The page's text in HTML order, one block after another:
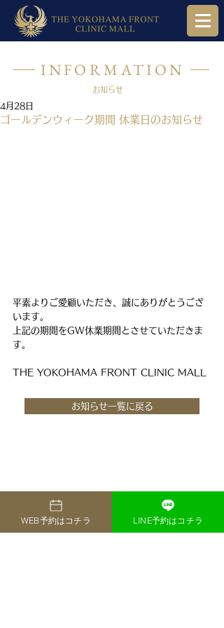
INFORMATION
お知らせ
ゴールデンウィーク期間 休業日のお知らせ
4月28日
平素よりご愛顧いただき、誠にありがとうござ
います。
上記の期間をGW休業期間とさせていただきま
す。
THE YOKOHAMA FRONT CLINIC MALL
お知らせ一覧に戻る
WEB予約はコチラ LINE予約はコチラ